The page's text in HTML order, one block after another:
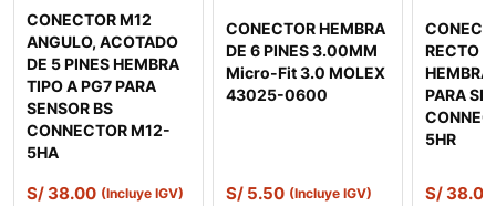
CONECTOR M12
ANGULO, ACOTADO
DE 5 PINES HEMBRA
TIPO A PG7 PARA
SENSOR BS
CONNECTOR M12-
5HA
S/38.00 (Incluye IGV)
CONECTOR HEMBRA
DE 6 PINES 3.00MM
Micro-Fit 3.0 MOLEX
43025-0600
S/ 5.50 (Incluye IGV)
RECTO
HEMBRA
PARA
5HR
S/38.00